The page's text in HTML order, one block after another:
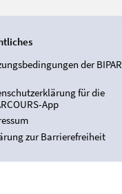
der
für die
App
zur Barrierefreiheit